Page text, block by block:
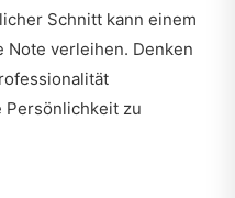
Schnitt kann einem
verleihen. Denken
zu